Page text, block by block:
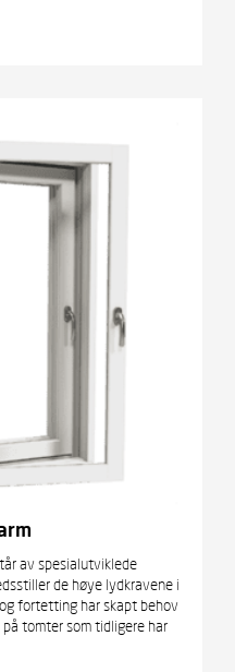
av spesialutviklede
de høye lydkravene i
fortetting har skapt behov
tomter som tidligere har